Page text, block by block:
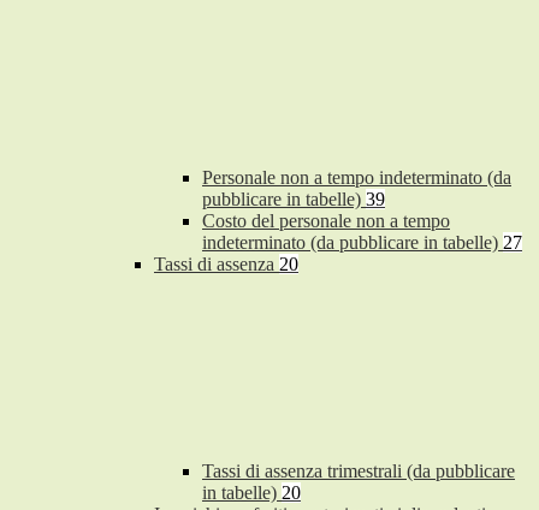
Personale non a tempo indeterminato (da
pubblicare in tabelle) 39
Costo del personale non a tempo
indeterminato (da pubblicare in tabelle) 27
Tassi di assenza 20
Tassi di assenza trimestrali (da pubblicare
in tabelle) 20